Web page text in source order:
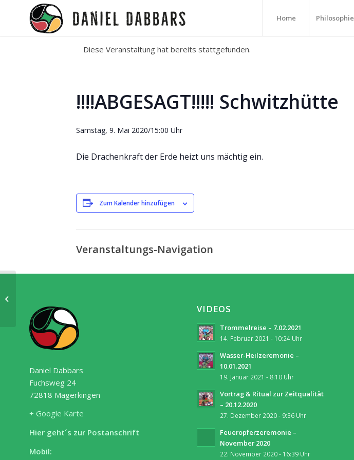
Home Philosophie
Diese Veranstaltung hat bereits stattgefunden.
!!!!ABGESAGT!!!!! Schwitzhütte
Samstag, 9. Mai 2020/15:00 Uhr
Die Drachenkraft der Erde heizt uns mächtig ein.
Zum Kalender hinzufügen
Veranstaltungs-Navigation
Daniel Dabbars
Fuchsweg 24
72818 Mägerkingen
+ Google Karte
Hier geht´s zur Postanschrift
Mobil:
VIDEOS
Trommelreise – 7.02.2021
14. Februar 2021 - 10:24 Uhr
Wasser-Heilzeremonie –
10.01.2021
19. Januar 2021 - 8:10 Uhr
Vortrag & Ritual zur Zeitqualität
– 20.12.2020
27. Dezember 2020 - 9:36 Uhr
Feueropferzeremonie –
November 2020
22. November 2020 - 16:39 Uhr
Walpurgisnacht